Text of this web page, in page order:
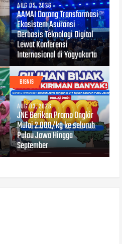
AUG 05, 2026
AAMAI Dorong Transformasi
Ekosistem Asuransi
Berbasis Teknologi Digital
Lewat Konferensi
Internasional di Yogyakarta
BISNIS
AUG 03, 2026
JNE Berikan Promo Ongkir
Mulai 2.000/kg ke seluruh
Pulau Jawa Hingga
September